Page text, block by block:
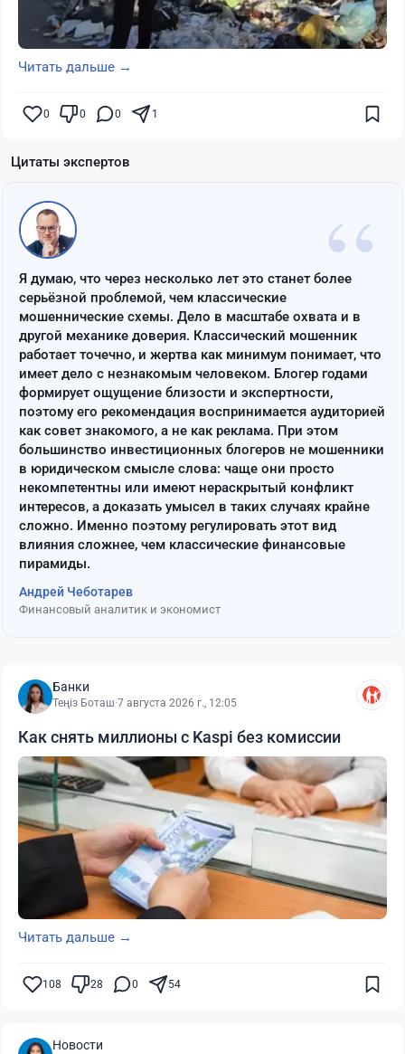
Читать дальше →
0 0 0 1
Цитаты экспертов
“
Я думаю, что через несколько лет это станет более
серьёзной проблемой, чем классические
мошеннические схемы. Дело в масштабе охвата и в
другой механике доверия. Классический мошенник
работает точечно, и жертва как минимум понимает, что
имеет дело с незнакомым человеком. Блогер годами
формирует ощущение близости и экспертности,
поэтому его рекомендация воспринимается аудиторией
как совет знакомого, а не как реклама. При этом
большинство инвестиционных блогеров не мошенники
в юридическом смысле слова: чаще они просто
некомпетентны или имеют нераскрытый конфликт
интересов, а доказать умысел в таких случаях крайне
сложно. Именно поэтому регулировать этот вид
влияния сложнее, чем классические финансовые
пирамиды.
Андрей Чеботарев
Финансовый аналитик и экономист
Банки
Теңіз Боташ·7 августа 2026 г., 12:05
Как снять миллионы с Kaspi без комиссии
Читать дальше →
108 28 0 54
Новости